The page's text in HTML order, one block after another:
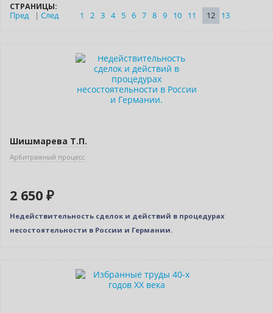
СТРАНИЦЫ:
Пред
| След 1 2 3 4 5 6 7 8 9 10 11 12 13
Индивидуальный подход
Шишмарева Т.П.
Арбитражный процесс
2 650 ₽
Недействительность сделок и действий в процедурах
несостоятельности в России и Германии.